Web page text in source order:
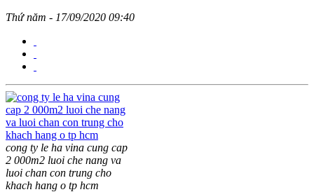
Thứ năm - 17/09/2020 09:40
cong ty le ha vina cung cap
2 000m2 luoi che nang va
luoi chan con trung cho
khach hang o tp hcm